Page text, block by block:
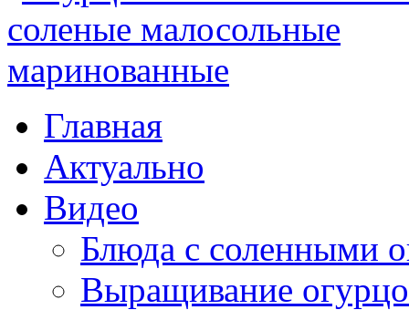
Главная
Актуально
Видео
Блюда с соленными
Выращивание